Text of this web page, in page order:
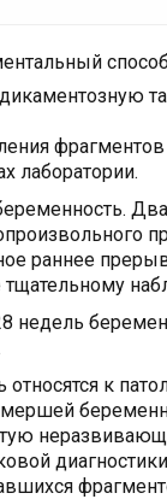
лаборатории.
раннее
недель
к